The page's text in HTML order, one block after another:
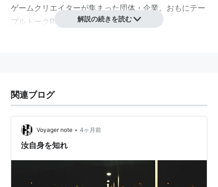
ゲームクリエイターが集まった団体・企業。おもにテー
ブルトークRPG（TRPG）の製作を手がける。
解説の続きを読む
関連ブログ
Voyager note • 4ヶ月前
汝自身を知れ